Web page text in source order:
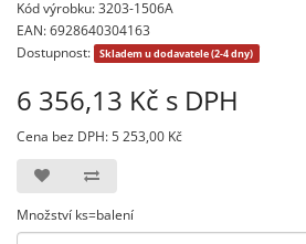
Kód výrobku: 3203-1506A
EAN: 6928640304163
Dostupnost:
Skladem u dodavatele (2-4 dny)
6 356,13 Kč s DPH
Cena bez DPH: 5 253,00 Kč
Množství ks=balení